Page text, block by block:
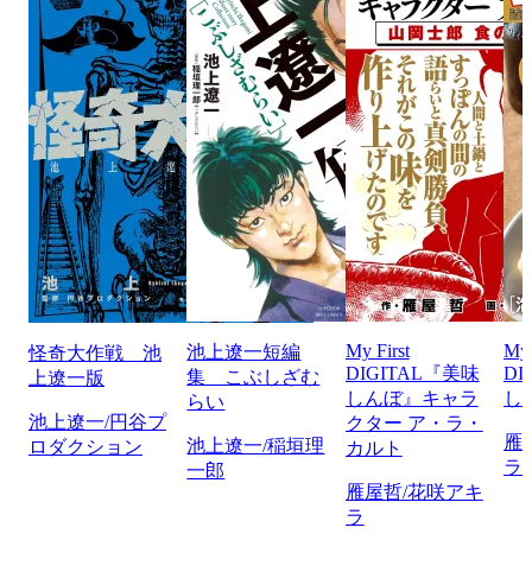
怪奇大作戦 池
上遼一版
池上遼一/円谷プ
ロダクション
池上遼一短編
集 こぶしざむ
らい
池上遼一/稲垣理
一郎
My First
DIGITAL『美味
しんぼ』キャラ
クター ア・ラ・
カルト
雁屋哲/花咲アキ
ラ
My
し
雁
ラ